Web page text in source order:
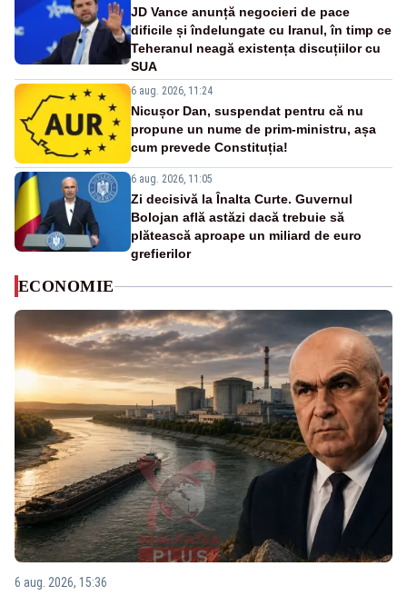
JD Vance anunță negocieri de pace
dificile și îndelungate cu Iranul, în timp ce
Teheranul neagă existența discuțiilor cu
SUA
6 aug. 2026, 11:24
Nicușor Dan, suspendat pentru că nu
propune un nume de prim-ministru, așa
cum prevede Constituția!
6 aug. 2026, 11:05
Zi decisivă la Înalta Curte. Guvernul
Bolojan află astăzi dacă trebuie să
plătească aproape un miliard de euro
grefierilor
ECONOMIE
6 aug. 2026, 15:36